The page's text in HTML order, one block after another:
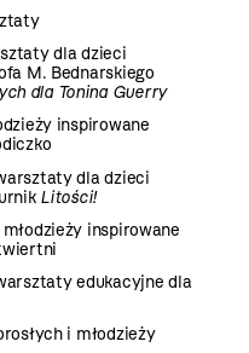
dla dzieci
M. Bednarskiego
dla Tonina Guerry
inspirowane
dla dzieci
Litości!
inspirowane
edukacyjne dla
i młodzieży